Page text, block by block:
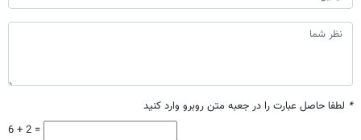
* لطفا حاصل عبارت را در جعبه متن روبرو وارد کنید
6 + 2 =